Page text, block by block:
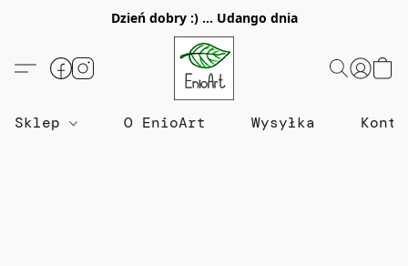
Dzień dobry :) ... Udango dnia
Sklep O EnioArt Wysyłka